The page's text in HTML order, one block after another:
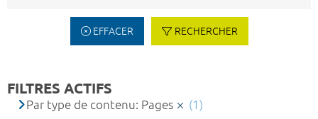
EFFACER RECHERCHER
FILTRES ACTIFS
Par type de contenu: Pages
(1)